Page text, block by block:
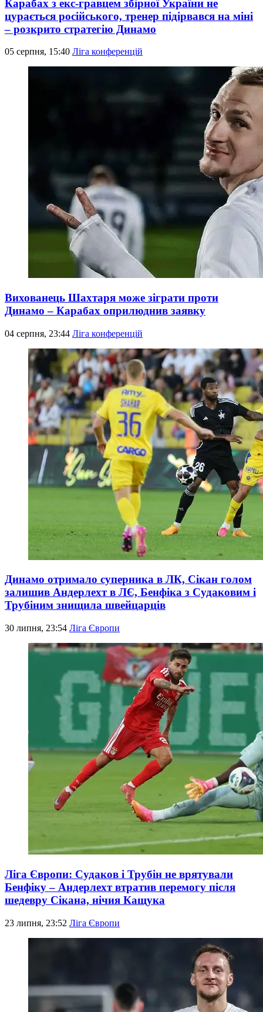
Карабах з екс-гравцем збірної України не
цурається російського, тренер підірвався на міні
– розкрито стратегію Динамо
05 серпня, 15:40 Ліга конференцій
Вихованець Шахтаря може зіграти проти
Динамо – Карабах оприлюднив заявку
04 серпня, 23:44 Ліга конференцій
Динамо отримало суперника в ЛК, Сікан голом
залишив Андерлехт в ЛЄ, Бенфіка з Судаковим і
Трубіним знищила швейцарців
30 липня, 23:54 Ліга Європи
Ліга Європи: Судаков і Трубін не врятували
Бенфіку – Андерлехт втратив перемогу після
шедевру Сікана, нічия Кащука
23 липня, 23:52 Ліга Європи